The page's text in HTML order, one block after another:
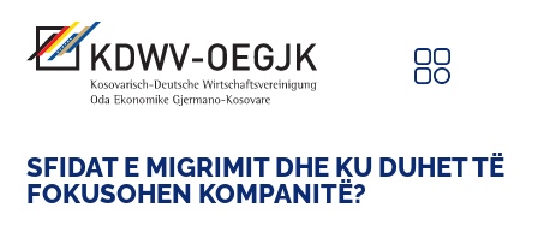
SFIDAT E MIGRIMIT DHE KU DUHET TË
FOKUSOHEN KOMPANITË?